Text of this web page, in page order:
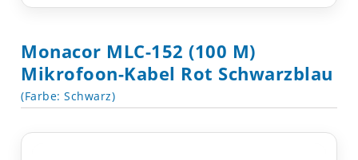
Monacor MLC-152 (100 M)
Mikrofoon-Kabel Rot Schwarzblau
(Farbe: Schwarz)